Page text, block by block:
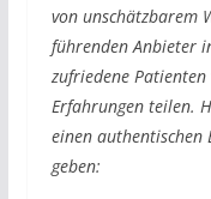
von unschätzbarem
führenden Anbieter
zufriedene
Erfahrungen teilen.
einen authentischen
geben: